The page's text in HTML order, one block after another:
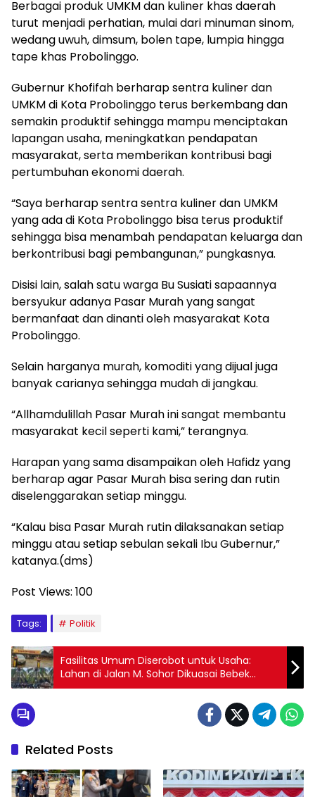
Berbagai produk UMKM dan kuliner khas daerah
turut menjadi perhatian, mulai dari minuman sinom,
wedang uwuh, dimsum, bolen tape, lumpia hingga
tape khas Probolinggo.
Gubernur Khofifah berharap sentra kuliner dan
UMKM di Kota Probolinggo terus berkembang dan
semakin produktif sehingga mampu menciptakan
lapangan usaha, meningkatkan pendapatan
masyarakat, serta memberikan kontribusi bagi
pertumbuhan ekonomi daerah.
“Saya berharap sentra sentra kuliner dan UMKM
yang ada di Kota Probolinggo bisa terus produktif
sehingga bisa menambah pendapatan keluarga dan
berkontribusi bagi pembangunan,” pungkasnya.
Disisi lain, salah satu warga Bu Susiati sapaannya
bersyukur adanya Pasar Murah yang sangat
bermanfaat dan dinanti oleh masyarakat Kota
Probolinggo.
Selain harganya murah, komoditi yang dijual juga
banyak carianya sehingga mudah di jangkau.
“Allhamdulillah Pasar Murah ini sangat membantu
masyarakat kecil seperti kami,” terangnya.
Harapan yang sama disampaikan oleh Hafidz yang
berharap agar Pasar Murah bisa sering dan rutin
diselenggarakan setiap minggu.
“Kalau bisa Pasar Murah rutin dilaksanakan setiap
minggu atau setiap sebulan sekali Ibu Gubernur,”
katanya.(dms)
Post Views: 100
Tags: Politik
Fasilitas Umum Diserobot untuk Usaha:
Lahan di Jalan M. Sohor Dikuasai Bebek
Boedjang, Publik Minta Walikota dan Satpol
Related Posts